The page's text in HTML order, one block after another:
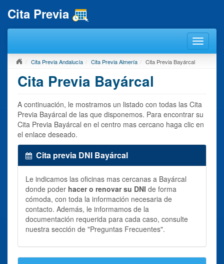
Cita Previa
Cita Previa Andalucía Cita Previa Almería Cita Previa Bayárcal
Cita Previa Bayárcal
A continuación, le mostramos un listado con todas las Cita
Previa Bayárcal de las que disponemos. Para encontrar su
Cita Previa Bayárcal en el centro mas cercano haga clic en
el enlace deseado.
Cita previa DNI Bayárcal
Le indicamos las oficinas mas cercanas a Bayárcal
donde poder hacer o renovar su DNI de forma
cómoda, con toda la información necesaria de
contacto. Además, le informamos de la
documentación requerida para cada caso, consulte
nuestra sección de "Preguntas Frecuentes".